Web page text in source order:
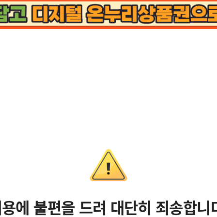
에 불편을 드려 대단히 죄송합니